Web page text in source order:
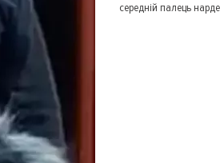
середній палець